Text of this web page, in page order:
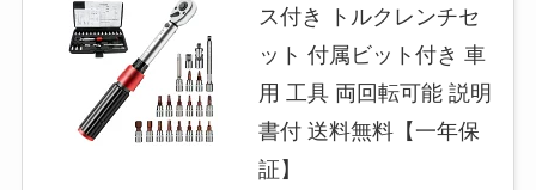
ス付き トルクレンチセ
ット 付属ビット付き 車
用 工具 両回転可能 説明
書付 送料無料【一年保
証】